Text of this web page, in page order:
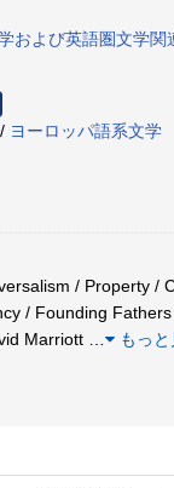
および英語圏文学関
/ ヨーロッパ語系文学
/ Property /
/ Founding
Marriott
もっ